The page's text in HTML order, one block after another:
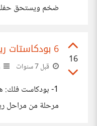
ضخم ويستحق حفلة
16
6 بودكاستات ريادية ممتعة وعميقة!
قبل 7 سنوات
1- بودكاست فلك: